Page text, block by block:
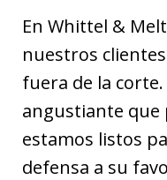
En Whittel &
nuestros
fuera de la
angustiante que
estamos listos
defensa a su